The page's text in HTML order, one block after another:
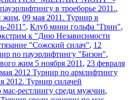
в троеборье 2011.,
жим, 09 мая 2011. Турнир в
2011", Клуб мини гольфа "Грин",
к "Дню Независимости
"Сожский силач", 12
по пауэрлифтингу "Бизон",
жим 5 ноября 2011 , 23 февраля
2012 Турнир по армлифтингу
2012. Турнир силачей
рестлингу среди мужчин,